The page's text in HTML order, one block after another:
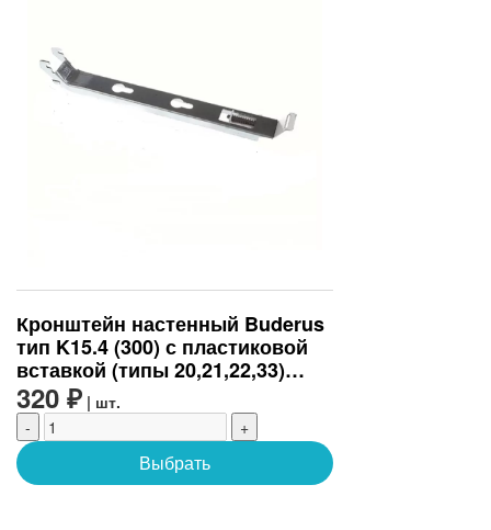
Кронштейн настенный Buderus
тип K15.4 (300) с пластиковой
вставкой (типы 20,21,22,33)
(K15.4300)
320 ₽ | шт.
-
+
Выбрать